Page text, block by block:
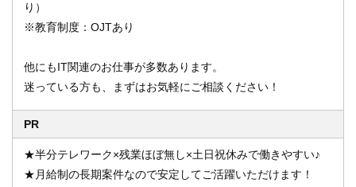
り）
※教育制度：OJTあり
他にもIT関連のお仕事が多数あります。
迷っている方も、まずはお気軽にご相談ください！
PR
★半分テレワーク×残業ほぼ無し×土日祝休みで働きやすい♪
★月給制の長期案件なので安定してご活躍いただけます！